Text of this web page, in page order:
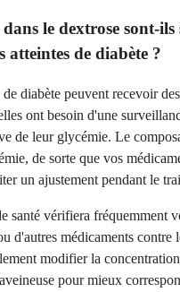
le dextrose sont-
atteintes de diabète ?
diabète peuvent recevoir
ont besoin d'une
de leur glycémie. Le
de sorte que vos
un ajustement pendant le
santé vérifiera fréquemment
d'autres médicaments contre
modifier la
pour mieux